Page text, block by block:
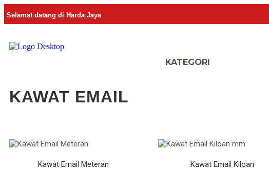
Selamat datang di Harda Jaya
KAWAT EMAIL
Kawat Email Meteran Kawat Email Kiloan